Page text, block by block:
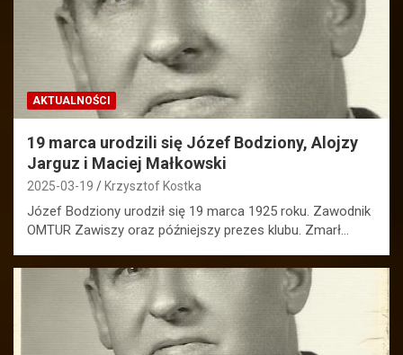
AKTUALNOŚCI
19 marca urodzili się Józef Bodziony, Alojzy
Jarguz i Maciej Małkowski
2025-03-19 Krzysztof Kostka
Józef Bodziony urodził się 19 marca 1925 roku. Zawodnik
OMTUR Zawiszy oraz późniejszy prezes klubu. Zmarł…